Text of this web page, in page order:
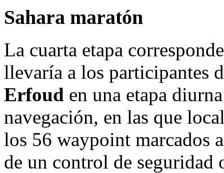
Sahara maratón
La cuarta etapa
llevaría a los participantes
Erfoud en una etapa
navegación, en las que
los 56 waypoint marcados
de un control de seguridad